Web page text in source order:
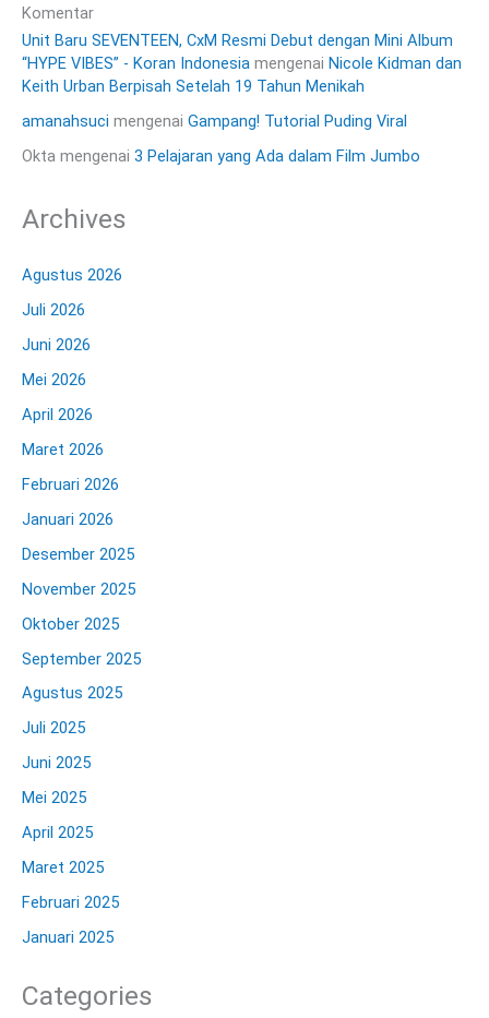
Komentar
Unit Baru SEVENTEEN, CxM Resmi Debut dengan Mini Album
“HYPE VIBES” - Koran Indonesia mengenai Nicole Kidman dan
Keith Urban Berpisah Setelah 19 Tahun Menikah
amanahsuci mengenai Gampang! Tutorial Puding Viral
Okta mengenai 3 Pelajaran yang Ada dalam Film Jumbo
Archives
Agustus 2026
Juli 2026
Juni 2026
Mei 2026
April 2026
Maret 2026
Februari 2026
Januari 2026
Desember 2025
November 2025
Oktober 2025
September 2025
Agustus 2025
Juli 2025
Juni 2025
Mei 2025
April 2025
Maret 2025
Februari 2025
Januari 2025
Categories